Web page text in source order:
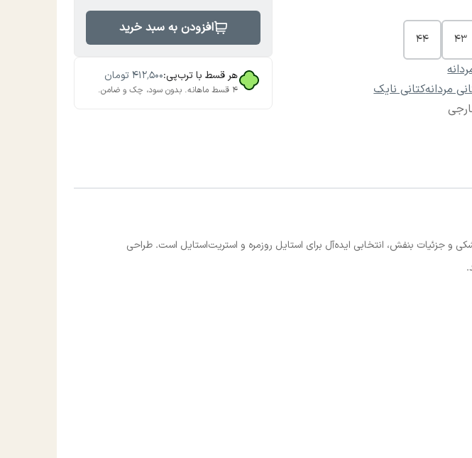
43
44
مردانهکتانی نایک
افزودن به سبد خرید
هر قسط با ترب‌پی:۴۱۲٬۵۰۰تومان
۴ قسط ماهانه. بدون سود، چک و ضامن.
و جزئیات بنفش، انتخابی ایده‌آل برای استایل روزمره و استریت‌استایل است. طراحی